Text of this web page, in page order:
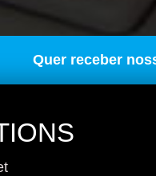
Quer receber